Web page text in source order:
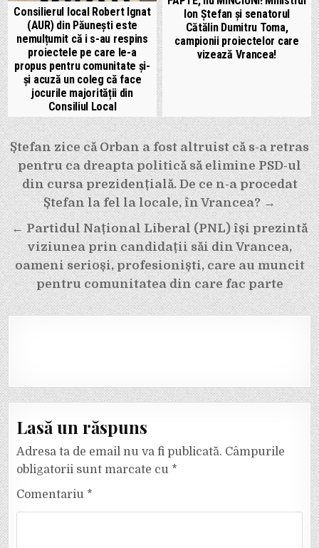
Consilierul local Robert Ignat
(AUR) din Păunești este
nemulțumit că i s-au respins
proiectele pe care le-a
propus pentru comunitate și-
și acuză un coleg că face
jocurile majorității din
Consiliul Local
Ion Ștefan și senatorul
Cătălin Dumitru Toma,
campionii proiectelor care
vizează Vrancea!
Navigare
în
articole
Ștefan zice că Orban a fost altruist că s-a retras
pentru ca dreapta politică să elimine PSD-ul
din cursa prezidențială. De ce n-a procedat
Ștefan la fel la locale, în Vrancea? →
← Partidul Național Liberal (PNL) își prezintă
viziunea prin candidații săi din Vrancea,
oameni serioși, profesioniști, care au muncit
pentru comunitatea din care fac parte
Lasă un răspuns
Adresa ta de email nu va fi publicată. Câmpurile
obligatorii sunt marcate cu *
Comentariu *